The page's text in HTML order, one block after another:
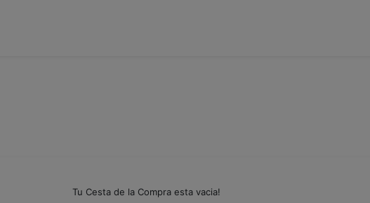
Tu Cesta de la Compra esta vacia!